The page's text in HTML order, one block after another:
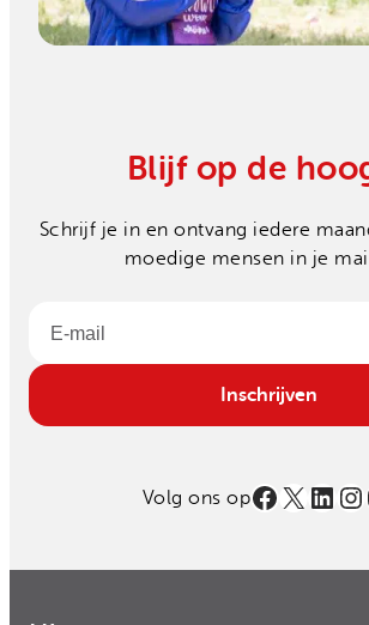
Blijf op de
Schrijf je in en ontvang iedere
moedige mensen in je
Email
Inschrijven
Volg ons op X